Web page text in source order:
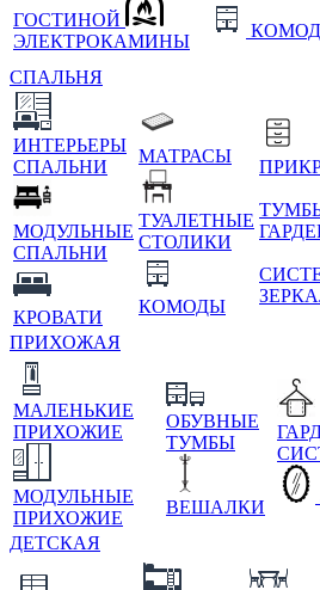
ГОСТИНОЙ
ЭЛЕКТРОКАМИНЫ
СПАЛЬНЯ
ИНТЕРЬЕРЫ
СПАЛЬНИ
МОДУЛЬНЫЕ
СПАЛЬНИ
КРОВАТИ
МАТРАСЫ
ТУАЛЕТНЫЕ
СТОЛИКИ
КОМОДЫ
ПРИХОЖАЯ
МАЛЕНЬКИЕ
ПРИХОЖИЕ
МОДУЛЬНЫЕ
ПРИХОЖИЕ
ОБУВНЫЕ
ТУМБЫ
ВЕШАЛКИ
ДЕТСКАЯ